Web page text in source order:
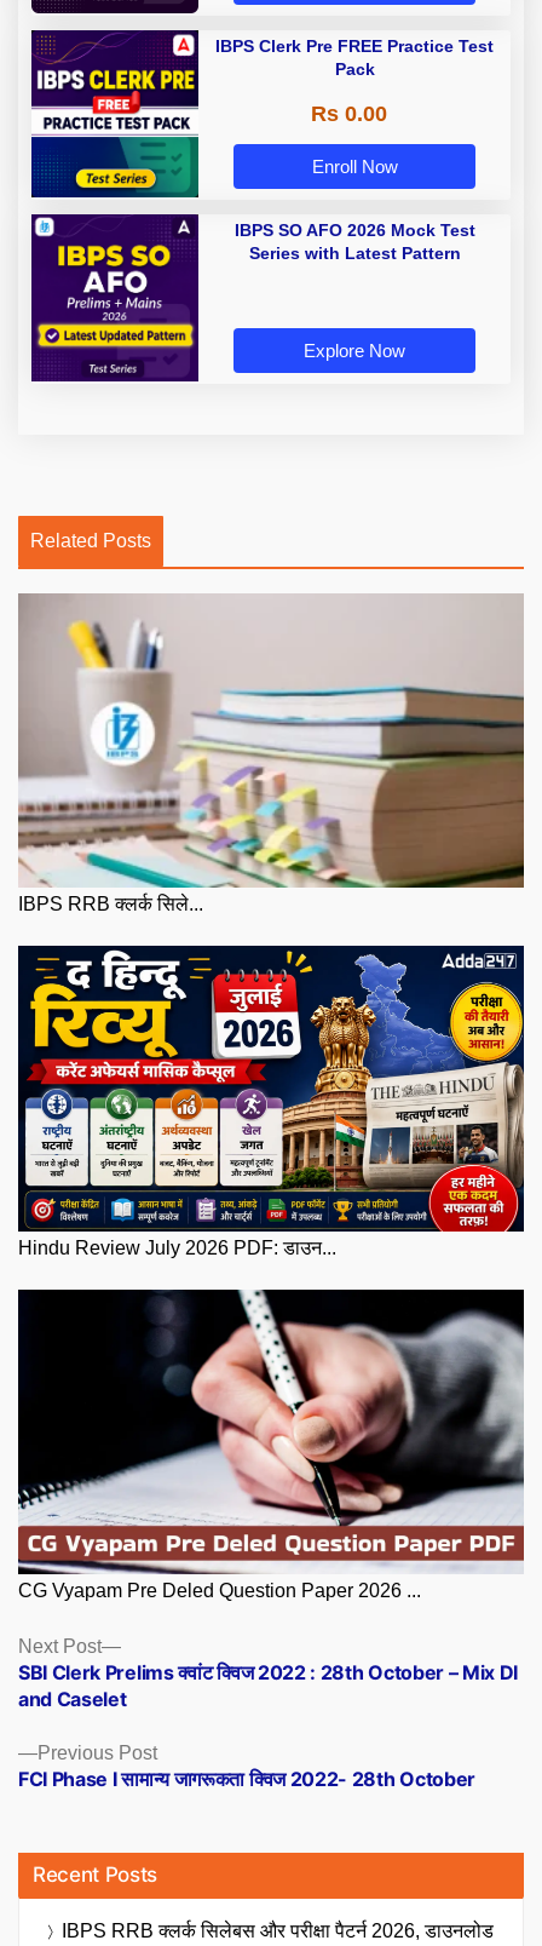
IBPS Clerk Pre FREE Practice Test
Pack
Rs 0.00
Enroll Now
IBPS SO AFO 2026 Mock Test
Series with Latest Pattern
Explore Now
Related Posts
IBPS RRB क्लर्क सिले...
Hindu Review July 2026 PDF: डाउन...
CG Vyapam Pre Deled Question Paper 2026 ...
Posts
navigation
Previous PostPrevious
post:
FCI Phase I सामान्य जागरूकता क्विज 2022- 28th October
Next Post
Next
post:
SBI Clerk Prelims क्वांट क्विज 2022 : 28th October – Mix DI
and Caselet
Recent Posts
IBPS RRB क्लर्क सिलेबस और परीक्षा पैटर्न 2026, डाउनलोड